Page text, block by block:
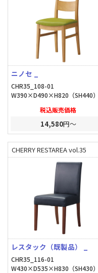
ニノセ _
CHR35_108-01
W390×D490×H820（SH440）
税込販売価格
14,580円～
CHERRY RESTAREA vol.35
レスタック（既製品） _
CHR35_116-01
W430×D535×H830（SH430）